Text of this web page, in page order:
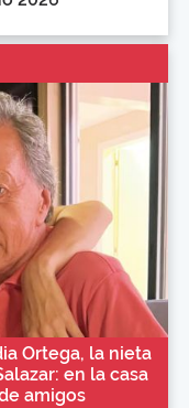
Ortega, la nieta
en la casa
amigos